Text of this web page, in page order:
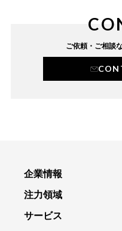
ご依頼・ご相談な
企業情報
注力領域
サービス